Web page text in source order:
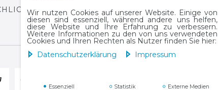
Wir nutzen Cookies auf unserer Website. Einige von
diesen sind essenziell, während andere uns helfen,
diese Website und Ihre Erfahrung zu verbessern.
Weitere Informationen zu den von uns verwendeten
Cookies und Ihren Rechten als Nutzer finden Sie hier:
Daten­schutz­erklärung
Impressum
Essenziell Statistik Externe Medien